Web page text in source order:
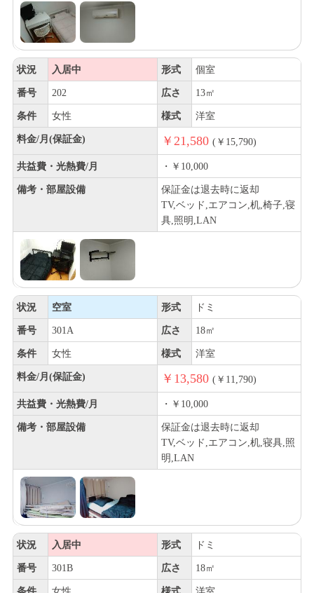
状況 入居中 形式 個室
番号 202 広さ 13㎡
条件 女性 様式 洋室
料金/月(保証金) ￥21,580 (￥15,790)
共益費・光熱費/月 ・￥10,000
備考・部屋設備
保証金は退去時に返却
TV,ベッド,エアコン,机,椅子,寝
具,照明,LAN
状況 空室 形式 ドミ
番号 301A 広さ 18㎡
条件 女性 様式 洋室
料金/月(保証金) ￥13,580 (￥11,790)
共益費・光熱費/月 ・￥10,000
備考・部屋設備
保証金は退去時に返却
TV,ベッド,エアコン,机,寝具,照
明,LAN
状況 入居中 形式 ドミ
番号 301B 広さ 18㎡